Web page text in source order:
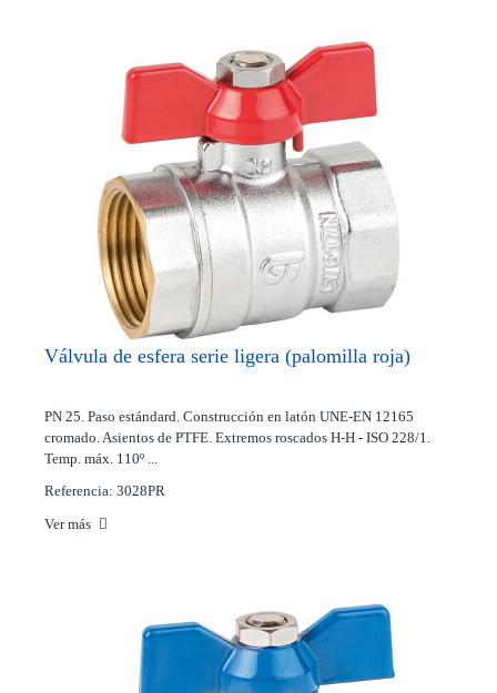
Válvula de esfera serie ligera (palomilla roja)
PN 25. Paso estándard. Construcción en latón UNE-EN 12165
cromado. Asientos de PTFE. Extremos roscados H-H - ISO 228/1.
Temp. máx. 110º ...
Referencia: 3028PR
Ver más